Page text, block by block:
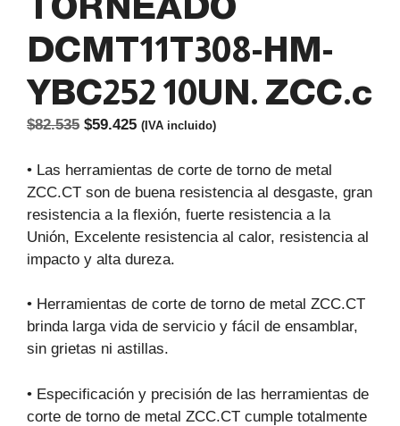
DCMT11T308-HM-
YBC252 10UN. ZCC.c
$82.535 El
original
era:
$82.535.
$59.425El
actual
es:
$59.425.
(IVA incluido)
• Las herramientas de corte de torno de metal
ZCC.CT son de buena resistencia al desgaste, gran
resistencia a la flexión, fuerte resistencia a la
Unión, Excelente resistencia al calor, resistencia al
impacto y alta dureza.
• Herramientas de corte de torno de metal ZCC.CT
brinda larga vida de servicio y fácil de ensamblar,
sin grietas ni astillas.
• Especificación y precisión de las herramientas de
corte de torno de metal ZCC.CT cumple totalmente